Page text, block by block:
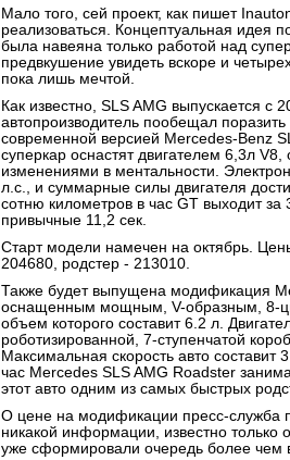
Мало того, сей проект, как пишет
реализоваться. Концептуальная идея
была навеяна только работой над
предвкушение увидеть вскоре и
пока лишь мечтой.
Как известно, SLS AMG выпускается с
автопроизводитель пообещал
современной версией Mercedes-Benz
суперкар оснастят двигателем 6,3л
изменениями в ментальности.
л.с., и суммарные силы двигателя
сотню километров в час GT выходит за
привычные 11,2 сек.
Старт модели намечен на октябрь.
204680, родстер - 213010.
Также будет выпущена модификация
оснащенным мощным, V-образным, 8-
объем которого составит 6.2 л.
роботизированной, 7-ступенчатой
Максимальная скорость авто составит
час Mercedes SLS AMG Roadster
этот авто одним из самых быстрых
О цене на модификации пресс-служба
никакой информации, известно только
уже сформировали очередь более чем